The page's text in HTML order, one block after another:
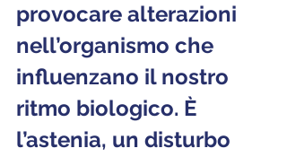
provocare alterazioni
nell’organismo che
influenzano il nostro
ritmo biologico. È
l’astenia, un disturbo